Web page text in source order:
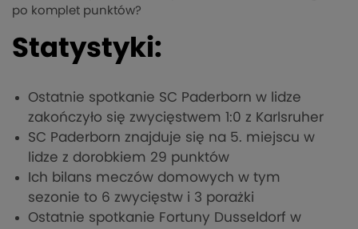
po komplet punktów?
Statystyki:
Ostatnie spotkanie SC Paderborn w lidze
zakończyło się zwycięstwem 1:0 z Karlsruher
SC Paderborn znajduje się na 5. miejscu w
lidze z dorobkiem 29 punktów
Ich bilans meczów domowych w tym
sezonie to 6 zwycięstw i 3 porażki
Ostatnie spotkanie Fortuny Dusseldorf w